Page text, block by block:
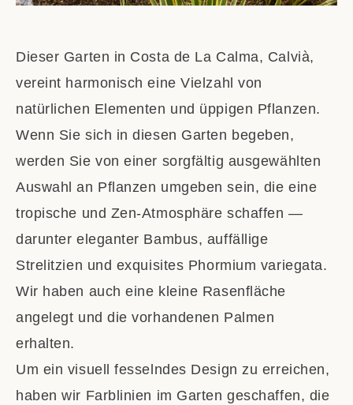
Dieser Garten in Costa de La Calma, Calvià,
vereint harmonisch eine Vielzahl von
natürlichen Elementen und üppigen Pflanzen.
Wenn Sie sich in diesen Garten begeben,
werden Sie von einer sorgfältig ausgewählten
Auswahl an Pflanzen umgeben sein, die eine
tropische und Zen-Atmosphäre schaffen —
darunter eleganter Bambus, auffällige
Strelitzien und exquisites Phormium variegata.
Wir haben auch eine kleine Rasenfläche
angelegt und die vorhandenen Palmen
erhalten.
Um ein visuell fesselndes Design zu erreichen,
haben wir Farblinien im Garten geschaffen, die